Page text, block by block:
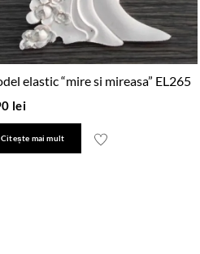
elastic “mire si mireasa” EL265
lei
Citește mai mult